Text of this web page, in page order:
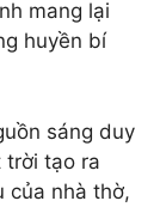
mang lại
huyền bí
sáng duy
trời tạo ra
của nhà thờ,